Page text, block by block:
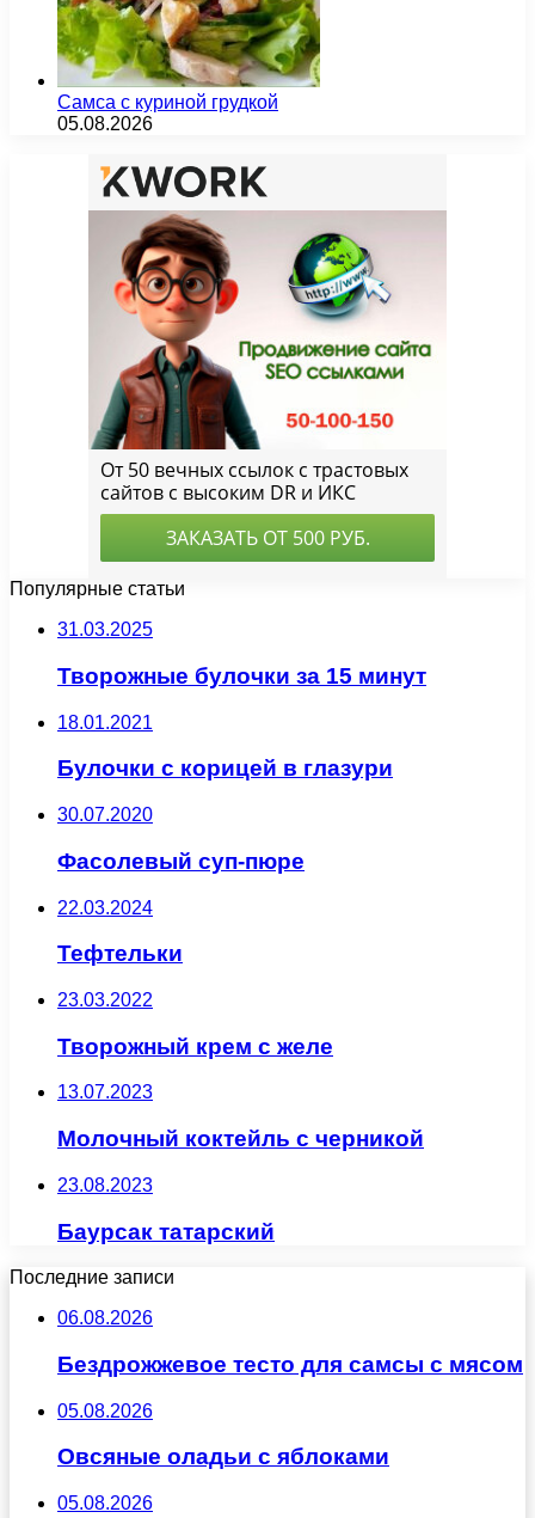
Самса с куриной грудкой
05.08.2026
Популярные статьи
31.03.2025
Творожные булочки за 15 минут
18.01.2021
Булочки с корицей в глазури
30.07.2020
Фасолевый суп-пюре
22.03.2024
Тефтельки
23.03.2022
Творожный крем с желе
13.07.2023
Молочный коктейль с черникой
23.08.2023
Баурсак татарский
Последние записи
06.08.2026
Бездрожжевое тесто для самсы с мясом
05.08.2026
Овсяные оладьи с яблоками
05.08.2026